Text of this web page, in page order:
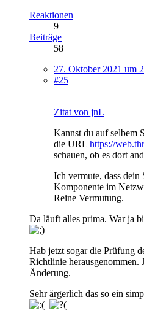
Reaktionen
9
Beiträge
58
27. Oktober 2021 um
#25
Zitat von jnL
Kannst du auf selbem
die URL https://
schauen, ob es dort
Ich vermute, dass dein
Komponente im
Reine Vermutung.
Da läuft alles prima. War ja
Hab jetzt sogar die Prüfung
Richtlinie herausgenommen.
Änderung.
Sehr ärgerlich das so ein